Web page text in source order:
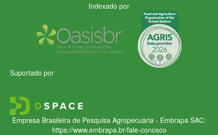
Indexado por
Suportado por
Empresa Brasileira de Pesquisa Agropecuária - Embrapa SAC:
https://www.embrapa.br/fale-conosco